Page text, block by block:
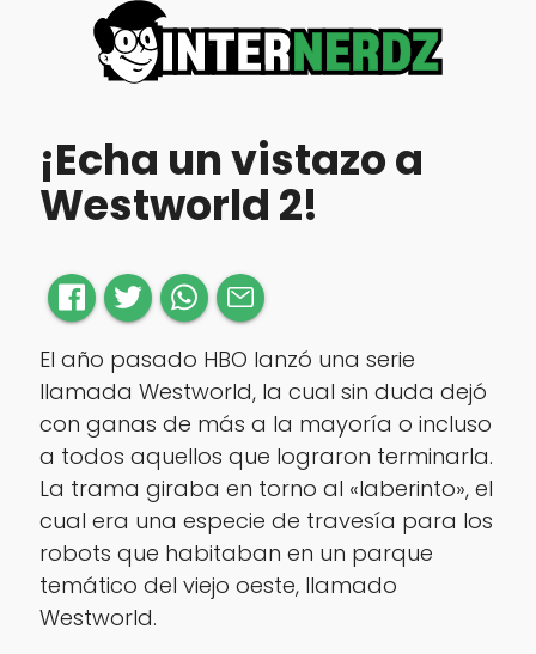
¡Echa un vistazo a
Westworld 2!
El año pasado HBO lanzó una serie
llamada Westworld, la cual sin duda dejó
con ganas de más a la mayoría o incluso
a todos aquellos que lograron terminarla.
La trama giraba en torno al «laberinto», el
cual era una especie de travesía para los
robots que habitaban en un parque
temático del viejo oeste, llamado
Westworld.